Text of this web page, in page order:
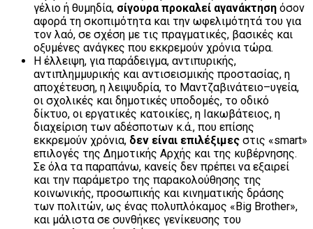
γέλιο ή θυμηδία, σίγουρα προκαλεί αγανάκτηση όσον
αφορά τη σκοπιμότητα και την ωφελιμότητά του για
τον λαό, σε σχέση με τις πραγματικές, βασικές και
οξυμένες ανάγκες που εκκρεμούν χρόνια τώρα.
Η έλλειψη, για παράδειγμα, αντιπυρικής,
αντιπλημμυρικής και αντισεισμικής προστασίας, η
αποχέτευση, η λειψυδρία, το Μαντζαβινάτειο–υγεία,
οι σχολικές και δημοτικές υποδομές, το οδικό
δίκτυο, οι εργατικές κατοικίες, η Ιακωβάτειος, η
διαχείριση των αδέσποτων κ.ά., που επίσης
εκκρεμούν χρόνια, δεν είναι επιλέξιμες στις «smart»
επιλογές της Δημοτικής Αρχής και της κυβέρνησης.
Σε όλα τα παραπάνω, κανείς δεν πρέπει να εξαιρεί
και την παράμετρο της παρακολούθησης της
κοινωνικής, προσωπικής και κινηματικής δράσης
των πολιτών, ως ένας πολυπλόκαμος «Big Brother»,
και μάλιστα σε συνθήκες γενίκευσης του